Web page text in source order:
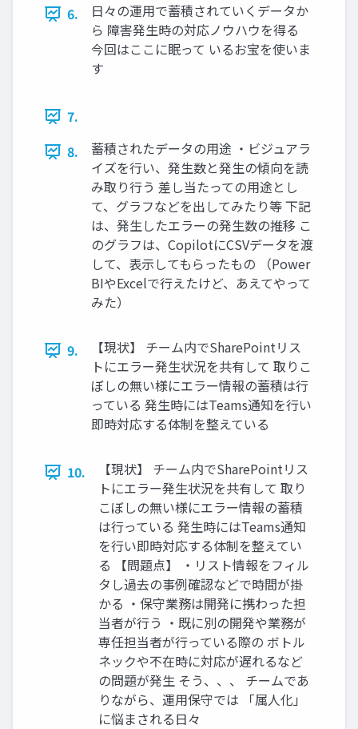
6.
日々の運用で蓄積されていくデータか
ら 障害発生時の対応ノウハウを得る
今回はここに眠って いるお宝を使いま
す
7.
8.
蓄積されたデータの用途 ・ビジュアラ
イズを行い、発生数と発生の傾向を読
み取り行う 差し当たっての用途とし
て、グラフなどを出してみたり等 下記
は、発生したエラーの発生数の推移 こ
のグラフは、CopilotにCSVデータを渡
して、表示してもらったもの （Power
BIやExcelで行えたけど、あえてやって
みた）
9.
【現状】 チーム内でSharePointリス
トにエラー発生状況を共有して 取りこ
ぼしの無い様にエラー情報の蓄積は行
っている 発生時にはTeams通知を行い
即時対応する体制を整えている
10.
【現状】 チーム内でSharePointリス
トにエラー発生状況を共有して 取り
こぼしの無い様にエラー情報の蓄積
は行っている 発生時にはTeams通知
を行い即時対応する体制を整えてい
る 【問題点】 ・リスト情報をフィル
タし過去の事例確認などで時間が掛
かる ・保守業務は開発に携わった担
当者が行う ・既に別の開発や業務が
専任担当者が行っている際の ボトル
ネックや不在時に対応が遅れるなど
の問題が発生 そう、、、 チームであ
りながら、運用保守では 「属人化」
に悩まされる日々